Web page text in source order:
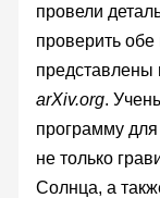
провели
проверить обе
представлены
arXiv.org.
программу
не только
Солнца, а